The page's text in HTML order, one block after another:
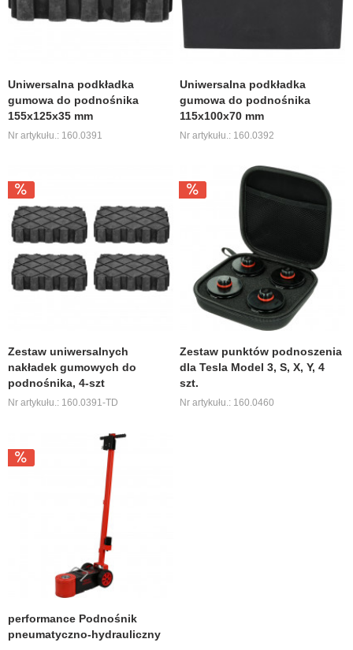
Uniwersalna podkładka
gumowa do podnośnika
155x125x35 mm
Nr artykułu.: 160.0391
Uniwersalna podkładka
gumowa do podnośnika
115x100x70 mm
Nr artykułu.: 160.0392
Zestaw uniwersalnych
nakładek gumowych do
podnośnika, 4-szt
Nr artykułu.: 160.0391-TD
Zestaw punktów podnoszenia
dla Tesla Model 3, S, X, Y, 4
szt.
Nr artykułu.: 160.0460
performance Podnośnik
pneumatyczno-hydrauliczny